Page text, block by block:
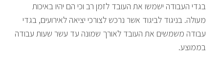
בגדי העבודה ישמשו את העובד לזמן רב וכי הם יהיו באיכות
מעולה. בניגוד לביגוד אשר נרכש לצורכי יציאה לאירועים, בגדי
עבודה משמשים את העובד לאורך שמונה עד עשר שעות עבודה
בממוצע.